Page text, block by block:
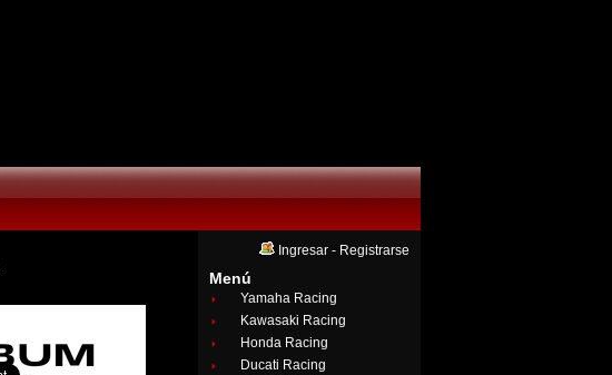
Ingresar - Registrarse
Menú
Yamaha Racing
Kawasaki Racing
Honda Racing
Ducati Racing